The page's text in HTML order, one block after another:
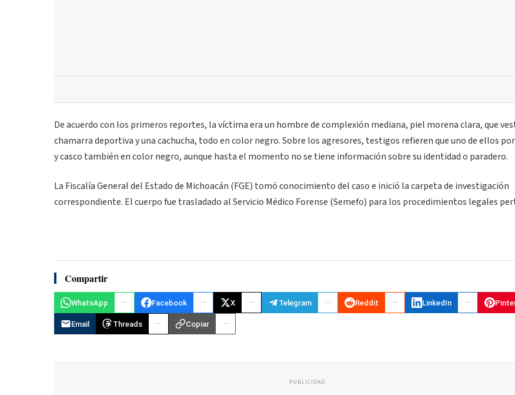
De acuerdo con los primeros reportes, la víctima era un hombre de complexión mediana, piel morena clara, que
chamarra deportiva y una cachucha, todo en color negro. Sobre los agresores, testigos refieren que uno de ellos
y casco también en color negro, aunque hasta el momento no se tiene información sobre su identidad o paradero.
La Fiscalía General del Estado de Michoacán (FGE) tomó conocimiento del caso e inició la carpeta de investigación
correspondiente. El cuerpo fue trasladado al Servicio Médico Forense (Semefo) para los procedimientos legales
Compartir
WhatsApp Facebook X Telegram Reddit LinkedIn
Email Threads Copiar
PUBLICIDAD